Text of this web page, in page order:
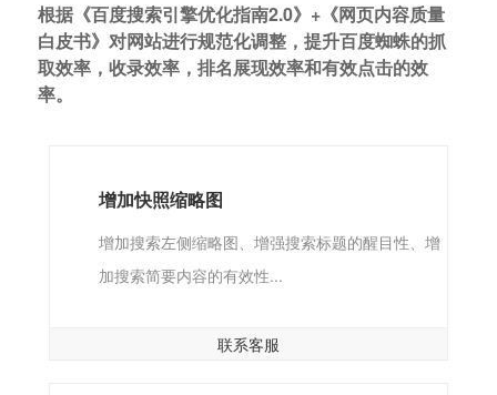
根据《百度搜索引擎优化指南2.0》+《网页内容质量
白皮书》对网站进行规范化调整，提升百度蜘蛛的抓
取效率，收录效率，排名展现效率和有效点击的效
率。
增加快照缩略图
增加搜索左侧缩略图、增强搜索标题的醒目性、增
加搜索简要内容的有效性...
联系客服